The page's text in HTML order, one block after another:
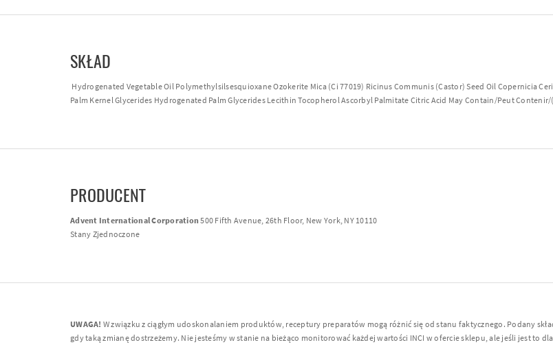
SKŁAD
Hydrogenated Vegetable Oil Polymethylsilsesquioxane Ozokerite Mica (Ci 77019) Ricinus Communis (Castor) Seed Oil Copernicia
Palm Kernel Glycerides Hydrogenated Palm Glycerides Lecithin Tocopherol Ascorbyl Palmitate Citric Acid May Contain/Peut
PRODUCENT
Advent International Corporation 500 Fifth Avenue, 26th Floor, New York, NY 10110
Stany Zjednoczone
UWAGA! W związku z ciągłym udoskonalaniem produktów, receptury preparatów mogą różnić się od stanu faktycznego. Podany
gdy taką zmianę dostrzeżemy. Nie jesteśmy w stanie na bieżąco monitorować każdej wartości INCI w ofercie sklepu, ale jeśli jest to